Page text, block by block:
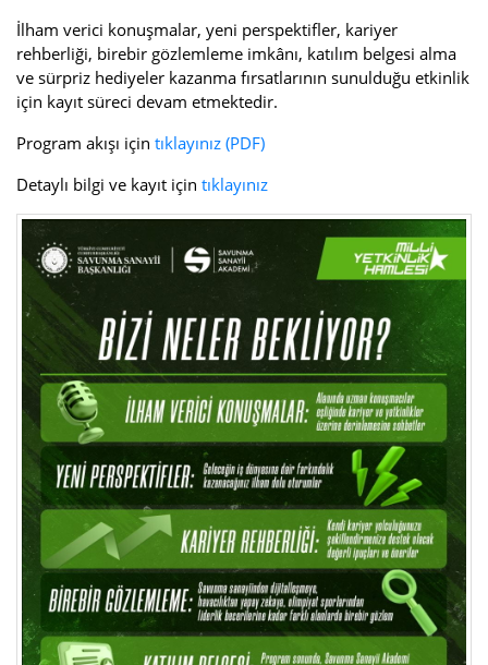
İlham verici konuşmalar, yeni perspektifler, kariyer
rehberliği, birebir gözlemleme imkânı, katılım belgesi alma
ve sürpriz hediyeler kazanma fırsatlarının sunulduğu etkinlik
için kayıt süreci devam etmektedir.
Program akışı için tıklayınız (PDF)
Detaylı bilgi ve kayıt için tıklayınız